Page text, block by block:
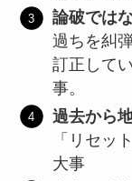
論破では
過ちを糾
訂正して
事。
過去から
「リセッ
大事